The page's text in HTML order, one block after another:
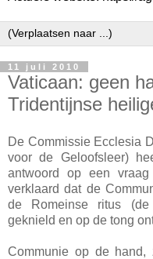
11 juli 2010
Vaticaan: geen
Tridentijnse
De Commissie Ecclesia
voor de Geloofsleer)
antwoord op een
verklaard dat de
de Romeinse ritus (de
geknield en op de tong
Communie op de